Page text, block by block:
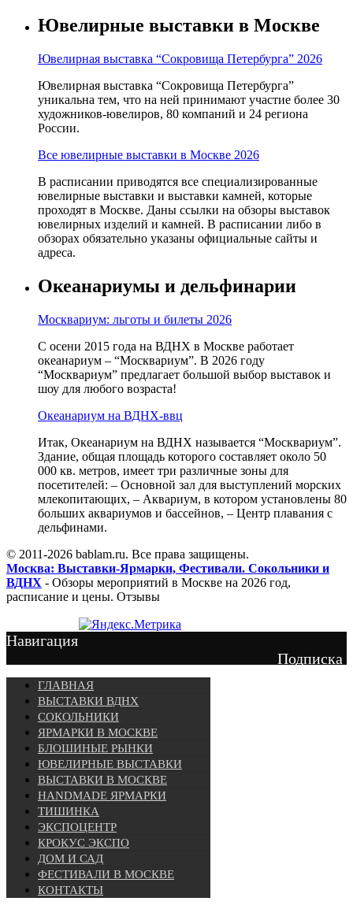
Ювелирные выставки в Москве
Ювелирная выставка “Сокровища Петербурга” 2026
Ювелирная выставка “Сокровища Петербурга”
уникальна тем, что на ней принимают участие более 30
художников-ювелиров, 80 компаний и 24 региона
России.
Все ювелирные выставки в Москве 2026
В расписании приводятся все специализированные
ювелирные выставки и выставки камней, которые
проходят в Москве. Даны ссылки на обзоры выставок
ювелирных изделий и камней. В расписании либо в
обзорах обязательно указаны официальные сайты и
адреса.
Океанариумы и дельфинарии
Москвариум: льготы и билеты 2026
С осени 2015 года на ВДНХ в Москве работает
океанариум – “Москвариум”. В 2026 году
“Москвариум” предлагает большой выбор выставок и
шоу для любого возраста!
Океанариум на ВДНХ-ввц
Итак, Океанариум на ВДНХ называется “Москвариум”.
Здание, общая площадь которого составляет около 50
000 кв. метров, имеет три различные зоны для
посетителей: – Основной зал для выступлений морских
млекопитающих, – Аквариум, в котором установлены 80
больших аквариумов и бассейнов, – Центр плавания с
дельфинами.
© 2011-2026 bablam.ru. Все права защищены.
Москва: Выставки-Ярмарки, Фестивали. Сокольники и
ВДНХ - Обзоры мероприятий в Москве на 2026 год,
расписание и цены. Отзывы
Навигация
Подписка
ГЛАВНАЯ
ВЫСТАВКИ ВДНХ
СОКОЛЬНИКИ
ЯРМАРКИ В МОСКВЕ
БЛОШИНЫЕ РЫНКИ
ЮВЕЛИРНЫЕ ВЫСТАВКИ
ВЫСТАВКИ В МОСКВЕ
HANDMADE ЯРМАРКИ
ТИШИНКА
ЭКСПОЦЕНТР
КРОКУС ЭКСПО
ДОМ И САД
ФЕСТИВАЛИ В МОСКВЕ
КОНТАКТЫ